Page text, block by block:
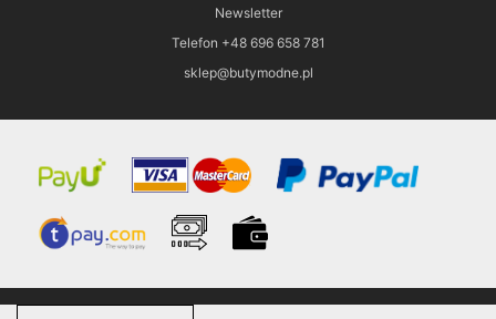
Newsletter
Telefon +48 696 658 781
sklep@butymodne.pl